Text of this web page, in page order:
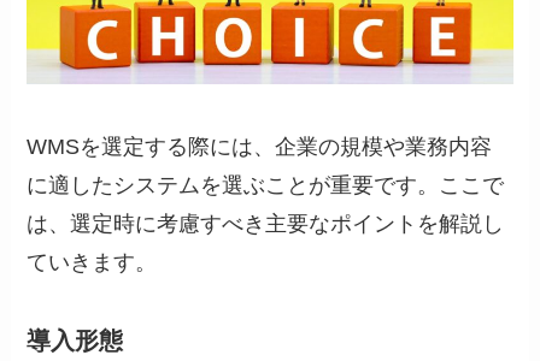
WMSを選定する際には、企業の規模や業務内容
に適したシステムを選ぶことが重要です。ここで
は、選定時に考慮すべき主要なポイントを解説し
ていきます。
導入形態